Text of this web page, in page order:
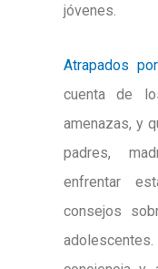
jóvenes.
Atrapados
cuenta de
amenazas, y
padres,
enfrentar
consejos